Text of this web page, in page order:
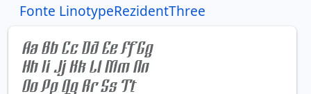
Fonte LinotypeRezidentThree